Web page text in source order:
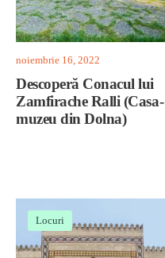
noiembrie 16, 2022
Descoperă Conacul lui
Zamfirache Ralli (Casa-
muzeu din Dolna)
Locuri